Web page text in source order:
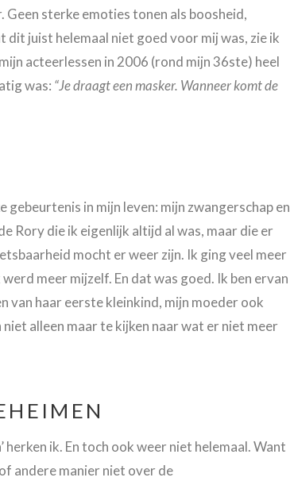
Geen sterke emoties tonen als boosheid,
juist helemaal niet goed voor mij was, zie ik
acteerlessen in 2006 (rond mijn 36ste) heel
was: “Je draagt een masker. Wanneer komt de
in mijn leven: mijn zwangerschap en
Rory die ik eigenlijk altijd al was, maar die er
mocht er weer zijn. Ik ging veel meer
meer mijzelf. En dat was goed. Ik ben ervan
van haar eerste kleinkind, mijn moeder ook
alleen maar te kijken naar wat er niet meer
ik. En toch ook weer niet helemaal. Want
andere manier niet over de